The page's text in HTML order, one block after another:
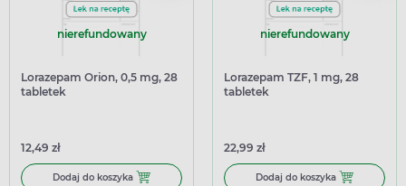
nierefundowany
Lorazepam Orion, 0,5 mg, 28
tabletek
12,49 zł
Dodaj do koszyka Dodaj do koszyka Lorazepam Orion, 0,5 mg, 28 tabletek
nierefundowany
Lorazepam TZF, 1 mg, 28
tabletek
22,99 zł
Dodaj do koszyka Dodaj do